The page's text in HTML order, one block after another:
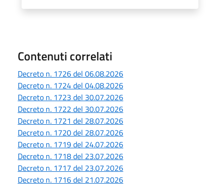
Contenuti correlati
Decreto n. 1726 del 06.08.2026
Decreto n. 1724 del 04.08.2026
Decreto n. 1723 del 30.07.2026
Decreto n. 1722 del 30.07.2026
Decreto n. 1721 del 28.07.2026
Decreto n. 1720 del 28.07.2026
Decreto n. 1719 del 24.07.2026
Decreto n. 1718 del 23.07.2026
Decreto n. 1717 del 23.07.2026
Decreto n. 1716 del 21.07.2026